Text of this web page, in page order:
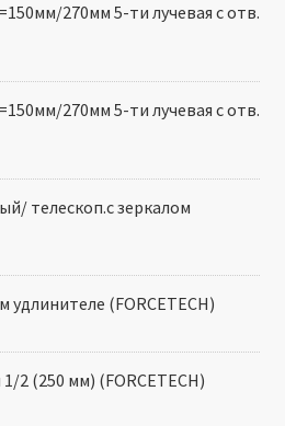
270мм 5-ти лучевая с отв.
270мм 5-ти лучевая с отв.
телескоп.с зеркалом
удлинителе (FORCETECH)
2 (250 мм) (FORCETECH)